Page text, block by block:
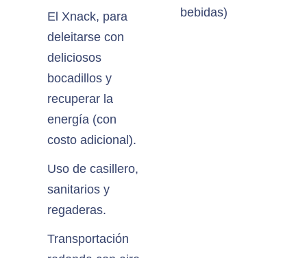
El Xnack, para
deleitarse con
deliciosos
bocadillos y
recuperar la
energía (con
costo adicional).
Uso de casillero,
sanitarios y
regaderas.
Transportación
bebidas)